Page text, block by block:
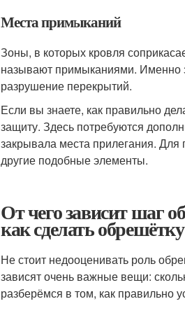
Места примыканий
Зоны, в которых кровля
называют примыканиями. Именно
разрушение перекрытий.
Если вы знаете, как правильно
защиту. Здесь потребуются
закрывала места прилегания.
другие подобные элементы.
От чего зависит шаг
как сделать
Не стоит недооценивать роль
зависят очень важные вещи:
разберёмся в том, как правильно